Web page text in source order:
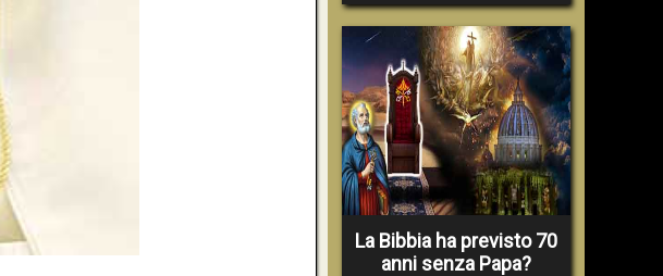
La Bibbia ha previsto 70
anni senza Papa?